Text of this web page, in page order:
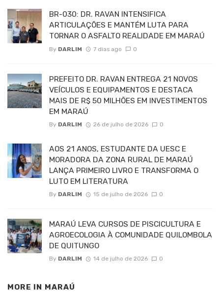
BR-030: DR. RAVAN INTENSIFICA
ARTICULAÇÕES E MANTÉM LUTA PARA
TORNAR O ASFALTO REALIDADE EM MARAÚ
By DARLIM 7 dias ago 0
PREFEITO DR. RAVAN ENTREGA 21 NOVOS
VEÍCULOS E EQUIPAMENTOS E DESTACA
MAIS DE R$ 50 MILHÕES EM INVESTIMENTOS
EM MARAÚ
By DARLIM 26 de julho de 2026 0
AOS 21 ANOS, ESTUDANTE DA UESC E
MORADORA DA ZONA RURAL DE MARAÚ
LANÇA PRIMEIRO LIVRO E TRANSFORMA O
LUTO EM LITERATURA
By DARLIM 15 de julho de 2026 0
MARAÚ LEVA CURSOS DE PISCICULTURA E
AGROECOLOGIA À COMUNIDADE QUILOMBOLA
DE QUITUNGO
By DARLIM 14 de julho de 2026 0
MORE IN MARAÚ